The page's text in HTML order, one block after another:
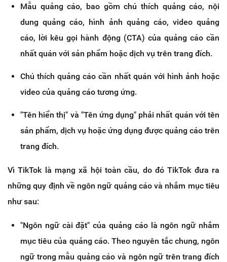
Mẫu quảng cáo, bao gồm chú thích quảng cáo, nội
dung quảng cáo, hình ảnh quảng cáo, video quảng
cáo, lời kêu gọi hành động (CTA) của quảng cáo cần
nhất quán với sản phẩm hoặc dịch vụ trên trang đích.
Chú thích quảng cáo cần nhất quán với hình ảnh hoặc
video của quảng cáo tương ứng.
"Tên hiển thị" và "Tên ứng dụng" phải nhất quán với tên
sản phẩm, dịch vụ hoặc ứng dụng được quảng cáo trên
trang đích.
Vì TikTok là mạng xã hội toàn cầu, do đó TikTok đưa ra
những quy định về ngôn ngữ quảng cáo và nhắm mục tiêu
như sau:
"Ngôn ngữ cài đặt" của quảng cáo là ngôn ngữ nhắm
mục tiêu của quảng cáo. Theo nguyên tắc chung, ngôn
ngữ trong mẫu quảng cáo và ngôn ngữ trên trang đích